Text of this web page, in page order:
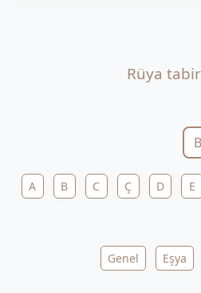
Rüya
A B C Ç D E
Genel Eşya